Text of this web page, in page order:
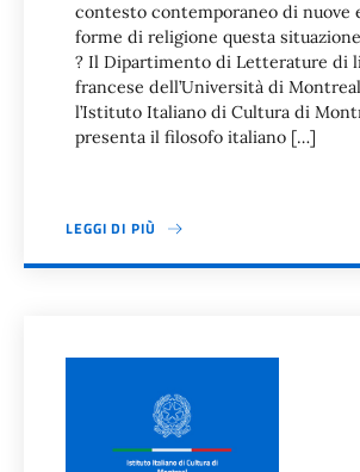
contesto contemporaneo di nuove
forme di religione questa
? Il Dipartimento di Letterature di
francese dell’Università di
l’Istituto Italiano di Cultura di
presenta il filosofo italiano […]
LEGGI DI PIÙ